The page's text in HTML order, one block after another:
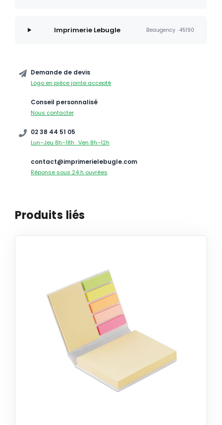
Imprimerie Lebugle Beaugency · 45190
Demande de devis
Logo en pièce jointe accepté
Conseil personnalisé
Nous contacter
02 38 44 51 05
Lun–Jeu 8h–18h · Ven 8h–12h
contact@imprimerielebugle.com
Réponse sous 24 h ouvrées
Produits liés